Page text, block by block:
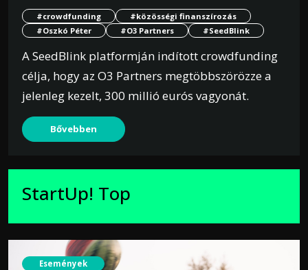
#crowdfunding
#közösségi finanszírozás
#Oszkó Péter
#O3 Partners #SeedBlink
A SeedBlink platformján indított crowdfunding
célja, hogy az O3 Partners megtöbbszörözze a
jelenleg kezelt, 300 millió eurós vagyonát.
Bővebben
StartUp! Top
Események